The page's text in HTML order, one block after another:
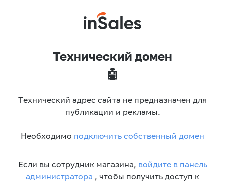
Технический домен
🤖
Технический адрес сайта не предназначен для
публикации и рекламы.
Необходимо подключить собственный домен
Если вы сотрудник магазина, войдите в панель
администратора , чтобы получить доступ к